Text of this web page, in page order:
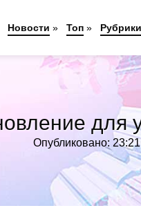
для
Опубликовано:
Новости » Топ » Рубрики